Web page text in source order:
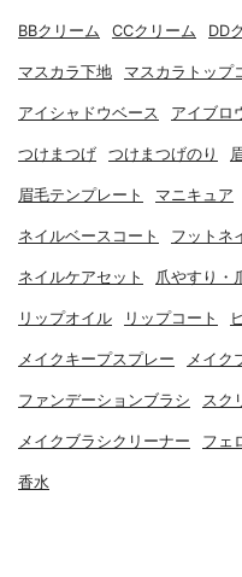
BBクリーム CCクリーム DD
マスカラ下地 マスカラトップ
アイシャドウベース アイブロ
つけまつげ つけまつげのり
眉毛テンプレート マニキュア
ネイルベースコート フットネ
ネイルケアセット 爪やすり・
リップオイル リップコート
メイクキープスプレー メイク
ファンデーションブラシ スク
メイクブラシクリーナー フェ
香水